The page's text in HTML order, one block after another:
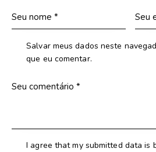
Salvar meus dados neste
que eu comentar.
I agree that my submitted data is